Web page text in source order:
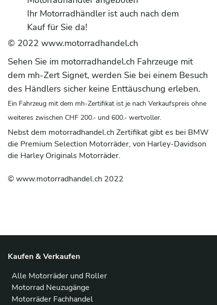
Ihr Motorradhändler ist auch nach dem
Kauf für Sie da!
© 2022 www.motorradhandel.ch
Sehen Sie im motorradhandel.ch Fahrzeuge mit
dem mh-Zert Signet, werden Sie bei einem Besuch
des Händlers sicher keine Enttäuschung erleben.
Ein Fahrzeug mit dem mh-Zertifikat ist je nach Verkaufspreis ohne
weiteres zwischen CHF 200.- und 600.- wertvoller.
Nebst dem motorradhandel.ch Zertifikat gibt es bei BMW
die Premium Selection Motorräder, von Harley-Davidson
die Harley Originals Motorräder.
© www.motorradhandel.ch 2022
Kaufen & Verkaufen
Alle Motorräder und Roller
Motorrad Neuzugänge
Motorräder Fachhandel